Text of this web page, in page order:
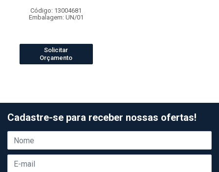
Código: 13004681
Embalagem: UN/01
Solicitar
Orçamento
Cadastre-se para receber nossas ofertas!